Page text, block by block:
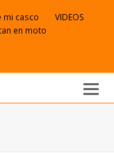
mi casco
VIDEOS
en moto